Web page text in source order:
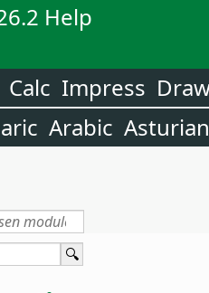
Help
Calc Impress
Arabic Asturian